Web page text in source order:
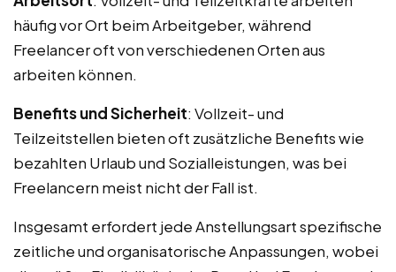
häufig vor Ort beim Arbeitgeber, während
Freelancer oft von verschiedenen Orten aus
arbeiten können.
Benefits und Sicherheit: Vollzeit- und
Teilzeitstellen bieten oft zusätzliche Benefits wie
bezahlten Urlaub und Sozialleistungen, was bei
Freelancern meist nicht der Fall ist.
Insgesamt erfordert jede Anstellungsart spezifische
zeitliche und organisatorische Anpassungen, wobei